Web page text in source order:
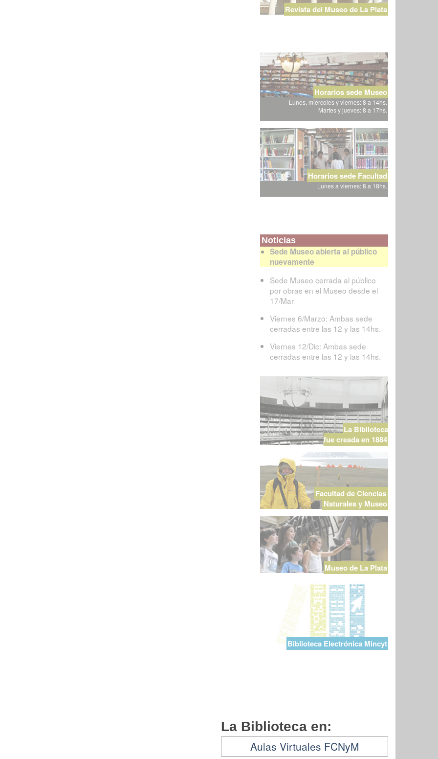
Revista del Museo de La Plata
Horarios sede Museo
Lunes, miércoles y viernes: 8 a 14hs.
Martes y jueves: 8 a 17hs.
Horarios sede Facultad
Lunes a viernes: 8 a 18hs.
Noticias
Sede Museo abierta al público
nuevamente
Sede Museo cerrada al público
por obras en el Museo desde el
17/Mar
Viernes 6/Marzo: Ambas sede
cerradas entre las 12 y las 14hs.
Viernes 12/Dic: Ambas sede
cerradas entre las 12 y las 14hs.
La Biblioteca
fue creada en 1884
Facultad de Ciencias
Naturales y Museo
Museo de La Plata
Biblioteca Electrónica Mincyt
La Biblioteca en:
Aulas Virtuales FCNyM